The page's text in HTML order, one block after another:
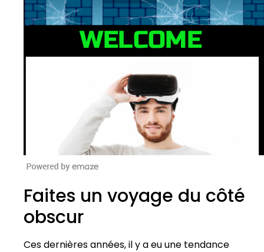
Faites un voyage du côté
obscur
Ces dernières années, il y a eu une tendance